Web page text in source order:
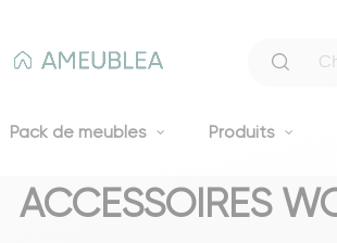
Pack de meubles Produits
ACCESSOIRES